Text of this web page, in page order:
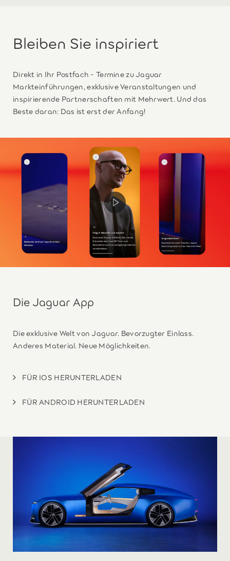
Bleiben Sie inspiriert
Direkt in Ihr Postfach - Termine zu Jaguar
Markteinführungen, exklusive Veranstaltungen und
inspirierende Partnerschaften mit Mehrwert. Und das
Beste daran: Das ist erst der Anfang!
Die Jaguar App
Die exklusive Welt von Jaguar. Bevorzugter Einlass.
Anderes Material. Neue Möglichkeiten.
FÜR IOS HERUNTERLADEN
FÜR ANDROID HERUNTERLADEN